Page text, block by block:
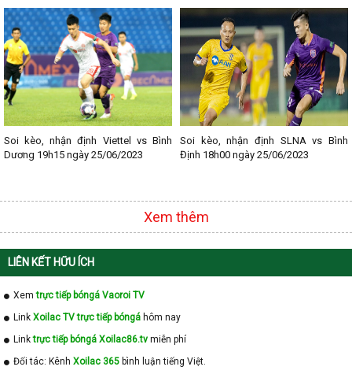
- Lịch thi đấu V - League
- Lịch thi đấu Cup C1
Soi kèo, nhận định Viettel vs Bình
Dương 19h15 ngày 25/06/2023
Soi kèo, nhận định SLNA vs Bình
Định 18h00 ngày 25/06/2023
Xem thêm
LIÊN KẾT HỮU ÍCH
Xemtrực tiếp bóngá Vaoroi TV
Link Xoilac TV trực tiếp bóngá hôm nay
Linktrực tiếp bóngá Xoilac86.tv miễn phí
Đối tác: Kênh Xoilac 365 bình luận tiếng Việt.